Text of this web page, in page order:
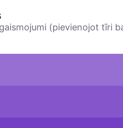
(pievienojot tīri